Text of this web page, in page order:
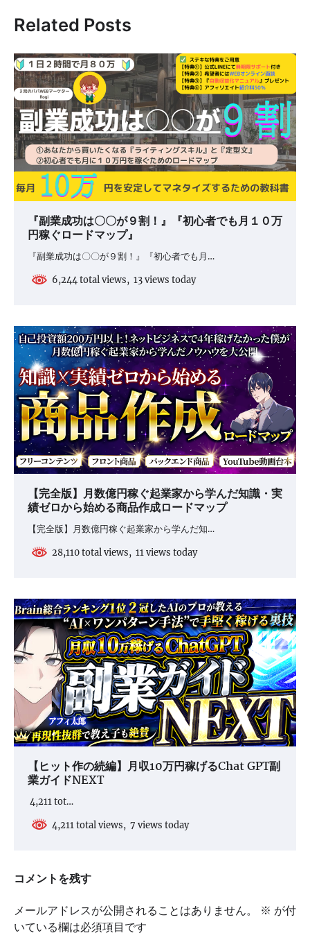
ゲ
ー
シ
ョ
ン
Related Posts
『副業成功は〇〇が９割！』『初心者でも月１０万
円稼ぐロードマップ』
『副業成功は〇〇が９割！』『初心者でも月…
6,244 total views, 13 views today
【完全版】月数億円稼ぐ起業家から学んだ知識・実
績ゼロから始める商品作成ロードマップ
【完全版】月数億円稼ぐ起業家から学んだ知…
28,110 total views, 11 views today
【ヒット作の続編】月収10万円稼げるChat GPT副
業ガイドNEXT
4,211 tot…
4,211 total views, 7 views today
コメントを残す
メールアドレスが公開されることはありません。 ※ が付
いている欄は必須項目です